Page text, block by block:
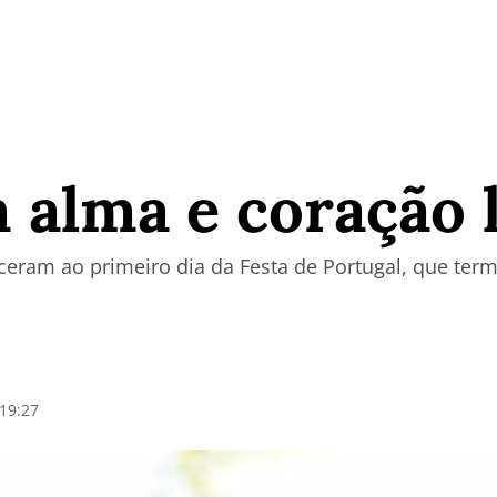
alma e
ao primeiro dia da Festa de Portugal, que